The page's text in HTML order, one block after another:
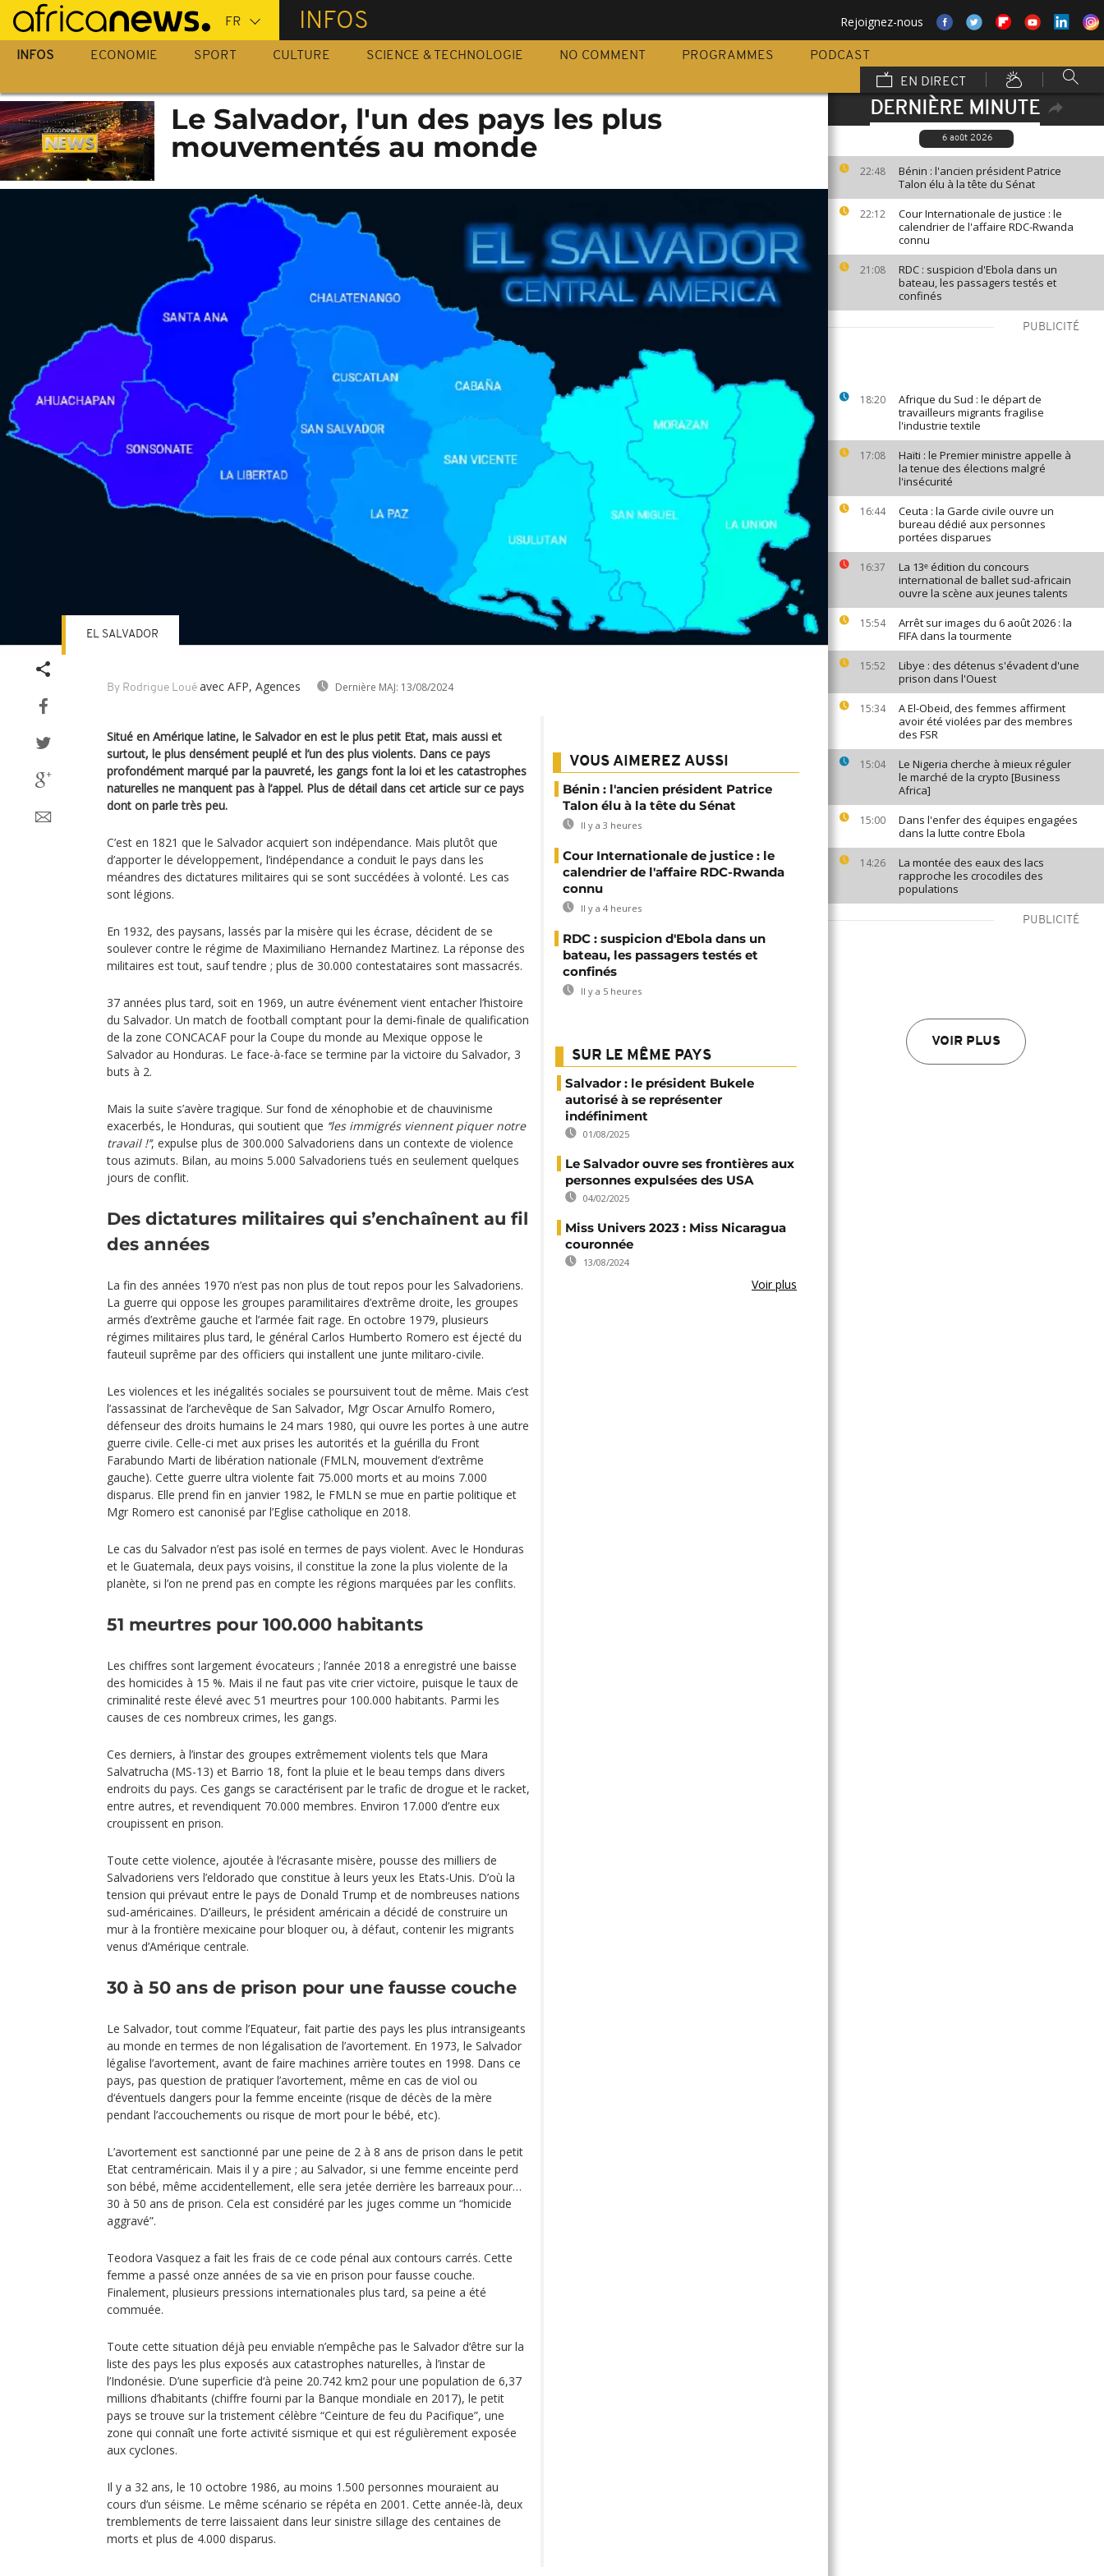
Passer
au
contenu
INFOS Rejoignez-nous
INFOS ECONOMIE SPORT CULTURE SCIENCE & TECHNOLOGIE NO COMMENT PROGRAMMES
PODCAST
EN DIRECT
DERNIÈRE MINUTE
6 août 2026
22:48
Bénin : l'ancien président Patrice
Talon élu à la tête du Sénat
22:12
Cour Internationale de justice : le
calendrier de l'affaire RDC-Rwanda
connu
21:08
RDC : suspicion d'Ebola dans un
bateau, les passagers testés et
confinés
PUBLICITÉ
18:20
Afrique du Sud : le départ de
travailleurs migrants fragilise
l'industrie textile
17:08
Haïti : le Premier ministre appelle à
la tenue des élections malgré
l'insécurité
16:44
Ceuta : la Garde civile ouvre un
bureau dédié aux personnes
portées disparues
16:37
La 13ᵉ édition du concours
international de ballet sud-africain
ouvre la scène aux jeunes talents
15:54
Arrêt sur images du 6 août 2026 : la
FIFA dans la tourmente
15:52
Libye : des détenus s'évadent d'une
prison dans l'Ouest
15:34
A El-Obeid, des femmes affirment
avoir été violées par des membres
des FSR
15:04
Le Nigeria cherche à mieux réguler
le marché de la crypto [Business
Africa]
15:00
Dans l'enfer des équipes engagées
dans la lutte contre Ebola
14:26
La montée des eaux des lacs
rapproche les crocodiles des
populations
PUBLICITÉ
VOIR PLUS
Le Salvador, l'un des pays les plus
mouvementés au monde
By Rodrigue Loué avec AFP, Agences Dernière MAJ: 13/08/2024
EL SALVADOR
Situé en Amérique latine, le Salvador en est le plus petit Etat, mais aussi et
surtout, le plus densément peuplé et l’un des plus violents. Dans ce pays
profondément marqué par la pauvreté, les gangs font la loi et les catastrophes
naturelles ne manquent pas à l’appel. Plus de détail dans cet article sur ce pays
dont on parle très peu.
C’est en 1821 que le Salvador acquiert son indépendance. Mais plutôt que
d’apporter le développement, l’indépendance a conduit le pays dans les
méandres des dictatures militaires qui se sont succédées à volonté. Les cas
sont légions.
En 1932, des paysans, lassés par la misère qui les écrase, décident de se
soulever contre le régime de Maximiliano Hernandez Martinez. La réponse des
militaires est tout, sauf tendre ; plus de 30.000 contestataires sont massacrés.
37 années plus tard, soit en 1969, un autre événement vient entacher l’histoire
du Salvador. Un match de football comptant pour la demi-finale de qualification
de la zone CONCACAF pour la Coupe du monde au Mexique oppose le
Salvador au Honduras. Le face-à-face se termine par la victoire du Salvador, 3
buts à 2.
Mais la suite s’avère tragique. Sur fond de xénophobie et de chauvinisme
exacerbés, le Honduras, qui soutient que ‘‘les immigrés viennent piquer notre
travail !’‘, expulse plus de 300.000 Salvadoriens dans un contexte de violence
tous azimuts. Bilan, au moins 5.000 Salvadoriens tués en seulement quelques
jours de conflit.
Des dictatures militaires qui s’enchaînent au fil
des années
La fin des années 1970 n’est pas non plus de tout repos pour les Salvadoriens.
La guerre qui oppose les groupes paramilitaires d’extrême droite, les groupes
armés d’extrême gauche et l’armée fait rage. En octobre 1979, plusieurs
régimes militaires plus tard, le général Carlos Humberto Romero est éjecté du
fauteuil suprême par des officiers qui installent une junte militaro-civile.
Les violences et les inégalités sociales se poursuivent tout de même. Mais c’est
l’assassinat de l’archevêque de San Salvador, Mgr Oscar Arnulfo Romero,
défenseur des droits humains le 24 mars 1980, qui ouvre les portes à une autre
guerre civile. Celle-ci met aux prises les autorités et la guérilla du Front
Farabundo Marti de libération nationale (FMLN, mouvement d’extrême
gauche). Cette guerre ultra violente fait 75.000 morts et au moins 7.000
disparus. Elle prend fin en janvier 1982, le FMLN se mue en partie politique et
Mgr Romero est canonisé par l’Eglise catholique en 2018.
Le cas du Salvador n’est pas isolé en termes de pays violent. Avec le Honduras
et le Guatemala, deux pays voisins, il constitue la zone la plus violente de la
planète, si l’on ne prend pas en compte les régions marquées par les conflits.
51 meurtres pour 100.000 habitants
Les chiffres sont largement évocateurs ; l’année 2018 a enregistré une baisse
des homicides à 15 %. Mais il ne faut pas vite crier victoire, puisque le taux de
criminalité reste élevé avec 51 meurtres pour 100.000 habitants. Parmi les
causes de ces nombreux crimes, les gangs.
Ces derniers, à l’instar des groupes extrêmement violents tels que Mara
Salvatrucha (MS-13) et Barrio 18, font la pluie et le beau temps dans divers
endroits du pays. Ces gangs se caractérisent par le trafic de drogue et le racket,
entre autres, et revendiquent 70.000 membres. Environ 17.000 d’entre eux
croupissent en prison.
Toute cette violence, ajoutée à l‘écrasante misère, pousse des milliers de
Salvadoriens vers l’eldorado que constitue à leurs yeux les Etats-Unis. D’où la
tension qui prévaut entre le pays de Donald Trump et de nombreuses nations
sud-américaines. D’ailleurs, le président américain a décidé de construire un
mur à la frontière mexicaine pour bloquer ou, à défaut, contenir les migrants
venus d’Amérique centrale.
30 à 50 ans de prison pour une fausse couche
Le Salvador, tout comme l’Equateur, fait partie des pays les plus intransigeants
au monde en termes de non légalisation de l’avortement. En 1973, le Salvador
légalise l’avortement, avant de faire machines arrière toutes en 1998. Dans ce
pays, pas question de pratiquer l’avortement, même en cas de viol ou
d‘éventuels dangers pour la femme enceinte (risque de décès de la mère
pendant l’accouchements ou risque de mort pour le bébé, etc).
L’avortement est sanctionné par une peine de 2 à 8 ans de prison dans le petit
Etat centraméricain. Mais il y a pire ; au Salvador, si une femme enceinte perd
son bébé, même accidentellement, elle sera jetée derrière les barreaux pour…
30 à 50 ans de prison. Cela est considéré par les juges comme un “homicide
aggravé”.
Teodora Vasquez a fait les frais de ce code pénal aux contours carrés. Cette
femme a passé onze années de sa vie en prison pour fausse couche.
Finalement, plusieurs pressions internationales plus tard, sa peine a été
commuée.
Toute cette situation déjà peu enviable n’empêche pas le Salvador d‘être sur la
liste des pays les plus exposés aux catastrophes naturelles, à l’instar de
l’Indonésie. D’une superficie d‘à peine 20.742 km2 pour une population de 6,37
millions d’habitants (chiffre fourni par la Banque mondiale en 2017), le petit
pays se trouve sur la tristement célèbre “Ceinture de feu du Pacifique”, une
zone qui connaît une forte activité sismique et qui est régulièrement exposée
aux cyclones.
Il y a 32 ans, le 10 octobre 1986, au moins 1.500 personnes mouraient au
cours d’un séisme. Le même scénario se répéta en 2001. Cette année-là, deux
tremblements de terre laissaient dans leur sinistre sillage des centaines de
morts et plus de 4.000 disparus.
VOUS AIMEREZ AUSSI
Bénin : l'ancien président Patrice
Talon élu à la tête du Sénat
Il y a 3 heures
Cour Internationale de justice : le
calendrier de l'affaire RDC-Rwanda
connu
Il y a 4 heures
RDC : suspicion d'Ebola dans un
bateau, les passagers testés et
confinés
Il y a 5 heures
SUR LE MÊME PAYS
Salvador : le président Bukele
autorisé à se représenter
indéfiniment
01/08/2025
Le Salvador ouvre ses frontières aux
personnes expulsées des USA
04/02/2025
Miss Univers 2023 : Miss Nicaragua
couronnée
13/08/2024
Voir plus